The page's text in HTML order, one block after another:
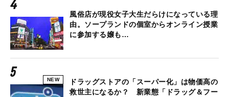
風俗店が現役女子大生だらけになっている理
由。ソープランドの個室からオンライン授業
に参加する嬢も…
NEW
ドラッグストアの「スーパー化」は物価高の
救世主になるか？ 新業態「ドラッグ＆フー